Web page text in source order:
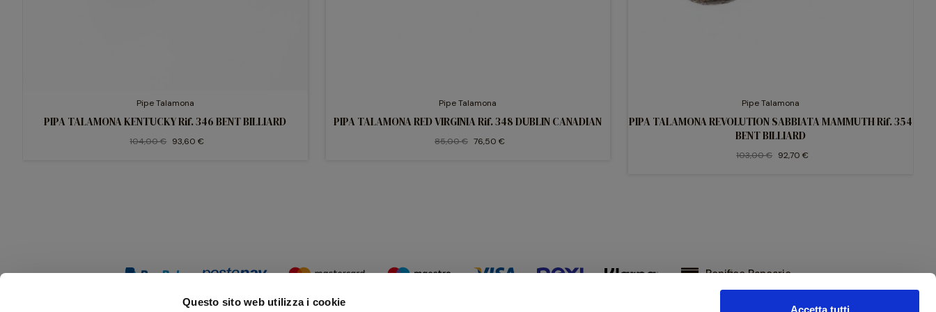
Questo sito web utilizza i cookie
Accetta tutti
Pipe Talamona
PIPA TALAMONA KENTUCKY Rif. 346 BENT BILLIARD
104,00 € 93,60 €
Pipe Talamona
PIPA TALAMONA RED VIRGINIA Rif. 348 DUBLIN CANADIAN
85,00 € 76,50 €
Pipe Talamona
PIPA TALAMONA REVOLUTION SABBIATA MAMMUTH Rif. 354
BENT BILLIARD
103,00 € 92,70 €
Bonifico Bancario